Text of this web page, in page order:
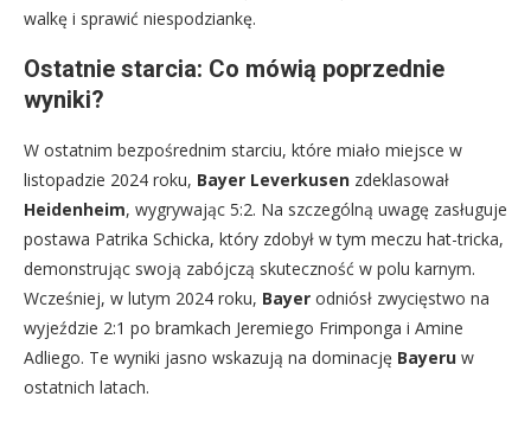
walkę i sprawić niespodziankę.
Ostatnie starcia: Co mówią poprzednie
wyniki?
W ostatnim bezpośrednim starciu, które miało miejsce w
listopadzie 2024 roku, Bayer Leverkusen zdeklasował
Heidenheim, wygrywając 5:2. Na szczególną uwagę zasługuje
postawa Patrika Schicka, który zdobył w tym meczu hat-tricka,
demonstrując swoją zabójczą skuteczność w polu karnym.
Wcześniej, w lutym 2024 roku, Bayer odniósł zwycięstwo na
wyjeździe 2:1 po bramkach Jeremiego Frimponga i Amine
Adliego. Te wyniki jasno wskazują na dominację Bayeru w
ostatnich latach.